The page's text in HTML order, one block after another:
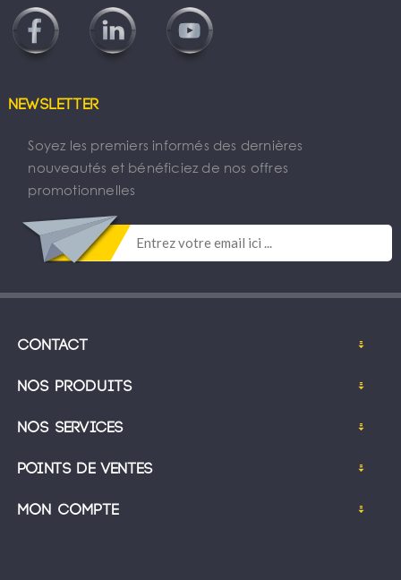
Newsletter
Soyez les premiers informés des dernières
nouveautés et bénéficiez de nos offres
promotionnelles
Contact
Nos produits
Nos services
Points de ventes
Mon compte